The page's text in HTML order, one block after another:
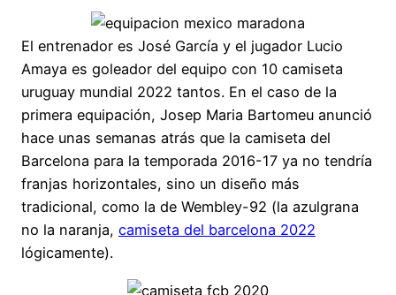
El entrenador es José García y el jugador Lucio
Amaya es goleador del equipo con 10 camiseta
uruguay mundial 2022 tantos. En el caso de la
primera equipación, Josep Maria Bartomeu anunció
hace unas semanas atrás que la camiseta del
Barcelona para la temporada 2016-17 ya no tendría
franjas horizontales, sino un diseño más
tradicional, como la de Wembley-92 (la azulgrana
no la naranja, camiseta del barcelona 2022
lógicamente).